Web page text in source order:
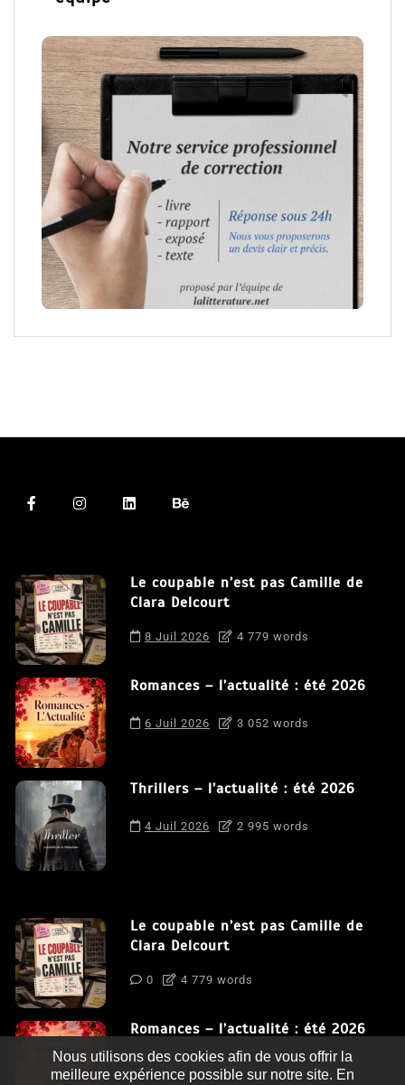
Le coupable n’est pas Camille de
Clara Delcourt
8 Juil 2026 4 779 words
Romances – l’actualité : été 2026
6 Juil 2026 3 052 words
Thrillers – l’actualité : été 2026
4 Juil 2026 2 995 words
Le coupable n’est pas Camille de
Clara Delcourt
0 4 779 words
Romances – l’actualité : été 2026
0 3 052 words
Nous utilisons des cookies afin de vous offrir la
meilleure expérience possible sur notre site. En